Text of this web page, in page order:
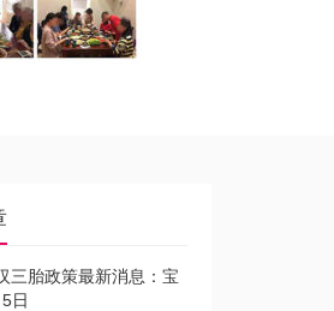
三胎政策最新消息：宝
罚款
日